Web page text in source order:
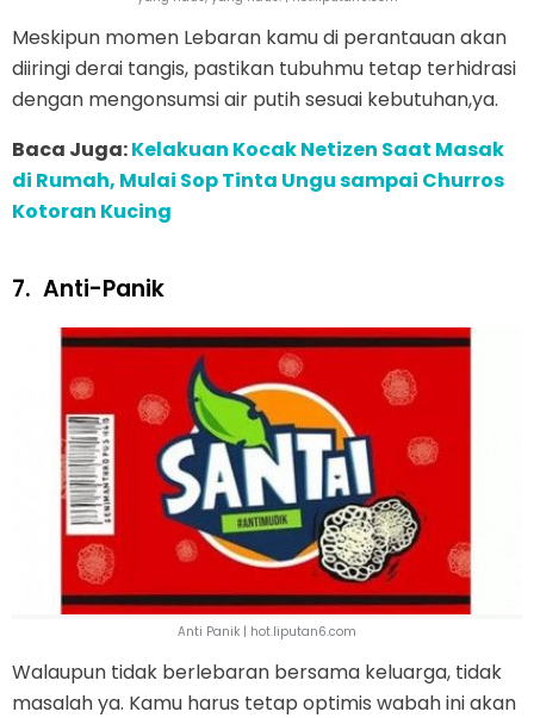
Meskipun momen Lebaran kamu di perantauan akan
diiringi derai tangis, pastikan tubuhmu tetap terhidrasi
dengan mengonsumsi air putih sesuai kebutuhan,ya.
Baca Juga:Kelakuan Kocak Netizen Saat Masak
di Rumah, Mulai Sop Tinta Ungu sampai Churros
Kotoran Kucing
7. Anti-Panik
Anti Panik | hot.liputan6.com
Walaupun tidak berlebaran bersama keluarga, tidak
masalah ya. Kamu harus tetap optimis wabah ini akan